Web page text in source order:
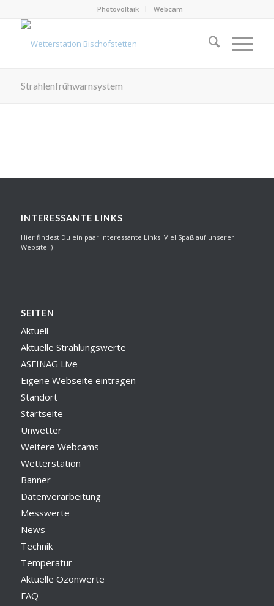
Photovoltaik Webcam
Strahlenfrühwarnsystem
INTERESSANTE LINKS
Hier findest Du ein paar interessante Links! Viel Spaß auf unserer
Website :)
SEITEN
Aktuell
Aktuelle Strahlungswerte
ASFINAG Live
Eigene Webseite eintragen
Standort
Startseite
Unwetter
Weitere Webcams
Wetterstation
Banner
Datenverarbeitung
Messwerte
News
Technik
Temperatur
Aktuelle Ozonwerte
FAQ